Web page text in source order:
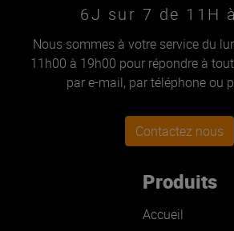
6J sur 7 de 11H
Nous sommes à votre service du
11h00 à 19h00 pour répondre à
par e-mail, par téléphone ou
Contactez nous
Produits
Accueil